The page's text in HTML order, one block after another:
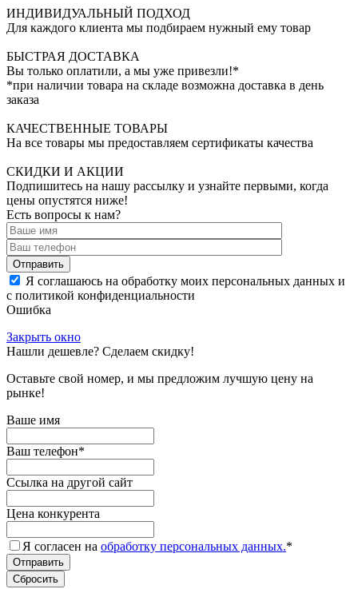
ИНДИВИДУАЛЬНЫЙ ПОДХОД
Для каждого клиента мы подбираем нужный ему товар
БЫСТРАЯ ДОСТАВКА
Вы только оплатили, а мы уже привезли!*
*при наличии товара на складе возможна доставка в день
заказа
КАЧЕСТВЕННЫЕ ТОВАРЫ
На все товары мы предоставляем сертификаты качества
СКИДКИ И АКЦИИ
Подпишитесь на нашу рассылку и узнайте первыми, когда
цены опустятся ниже!
Есть вопросы к нам?
Отправить
Я соглашаюсь на обработку моих персональных данных и
с политикой конфиденциальности
Ошибка
Закрыть окно
Нашли дешевле? Сделаем скидку!
Оставьте свой номер, и мы предложим лучшую цену на
рынке!
Ваше имя
Ваш телефон*
Ссылка на другой сайт
Цена конкурента
Я согласен на обработку персональных данных.*